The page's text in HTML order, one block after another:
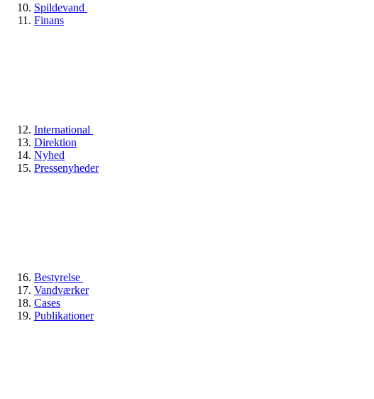
Spildevand
Finans
International
Direktion
Nyhed
Pressenyheder
Bestyrelse
Vandværker
Cases
Publikationer